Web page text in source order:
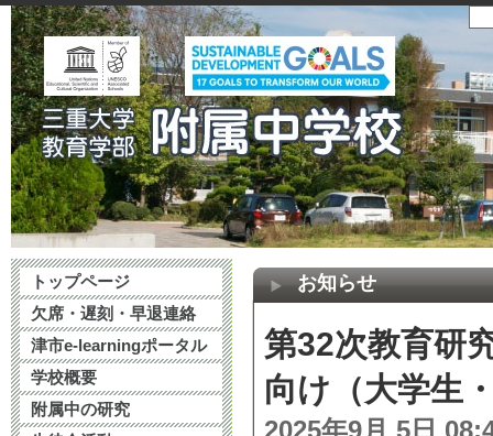
トップページ
欠席・遅刻・早退連絡
津市e-learningポータル
学校概要
附属中の研究
お知らせ
第32次教育
向け（大学生
2025年9月 5日